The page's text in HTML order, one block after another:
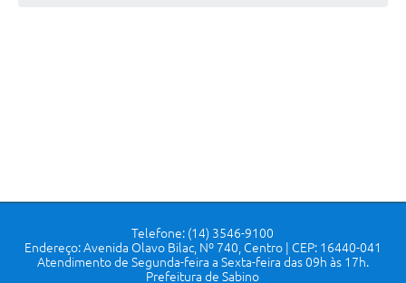
Telefone: (14) 3546-9100
Endereço: Avenida Olavo Bilac, Nº 740, Centro | CEP: 16440-041
Atendimento de Segunda-feira a Sexta-feira das 09h às 17h.
Prefeitura de Sabino